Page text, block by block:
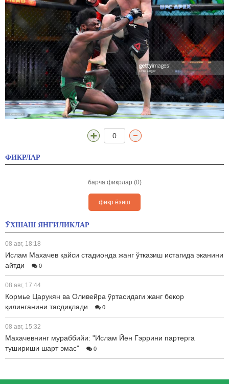
0
ФИКРЛАР
барча фикрлар (0)
фикр ёзиш
ЎХШАШ ЯНГИЛИКЛАР
08 авг, 18:18
Ислам Махачев қайси стадионда жанг ўтказиш истагида эканини
айтди
0
08 авг, 17:44
Кормье Царукян ва Оливейра ўртасидаги жанг бекор
қилинганини тасдиқлади
0
08 авг, 15:32
Махачевнинг мураббийи: "Ислам Йен Гэррини партерга
тушириши шарт эмас"
0